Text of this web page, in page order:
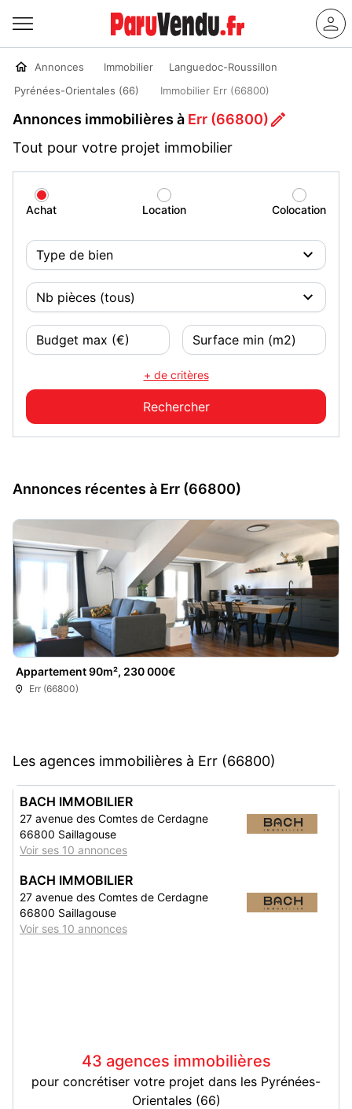
Annonces Immobilier
Languedoc-Roussillon
Pyrénées-Orientales (66)
Immobilier Err (66800)
Annonces immobilières à Err (66800)
Tout pour votre projet immobilier
Achat Location Colocation
+ de critères
Annonces récentes à Err (66800)
Appartement 90m², 230 000€
Err (66800)
Les agences immobilières à Err (66800)
BACH IMMOBILIER
27 avenue des Comtes de Cerdagne
66800 Saillagouse
Voir ses 10 annonces
BACH IMMOBILIER
27 avenue des Comtes de Cerdagne
66800 Saillagouse
Voir ses 10 annonces
43 agences immobilières
pour concrétiser votre projet dans les Pyrénées-
Orientales (66)